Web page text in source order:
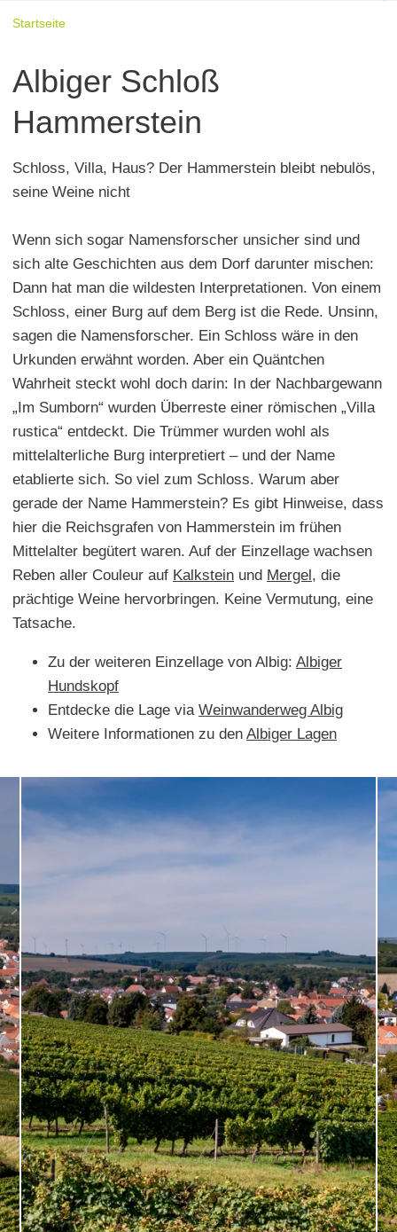
Startseite
Albiger Schloß
Hammerstein
Schloss, Villa, Haus? Der Hammerstein bleibt nebulös,
seine Weine nicht
Wenn sich sogar Namensforscher unsicher sind und
sich alte Geschichten aus dem Dorf darunter mischen:
Dann hat man die wildesten Interpretationen. Von einem
Schloss, einer Burg auf dem Berg ist die Rede. Unsinn,
sagen die Namensforscher. Ein Schloss wäre in den
Urkunden erwähnt worden. Aber ein Quäntchen
Wahrheit steckt wohl doch darin: In der Nachbargewann
„Im Sumborn“ wurden Überreste einer römischen „Villa
rustica“ entdeckt. Die Trümmer wurden wohl als
mittelalterliche Burg interpretiert – und der Name
etablierte sich. So viel zum Schloss. Warum aber
gerade der Name Hammerstein? Es gibt Hinweise, dass
hier die Reichsgrafen von Hammerstein im frühen
Mittelalter begütert waren. Auf der Einzellage wachsen
Reben aller Couleur auf Kalkstein und Mergel, die
prächtige Weine hervorbringen. Keine Vermutung, eine
Tatsache.
Zu der weiteren Einzellage von Albig: Albiger
Hundskopf
Entdecke die Lage via Weinwanderweg Albig
Weitere Informationen zu den Albiger Lagen